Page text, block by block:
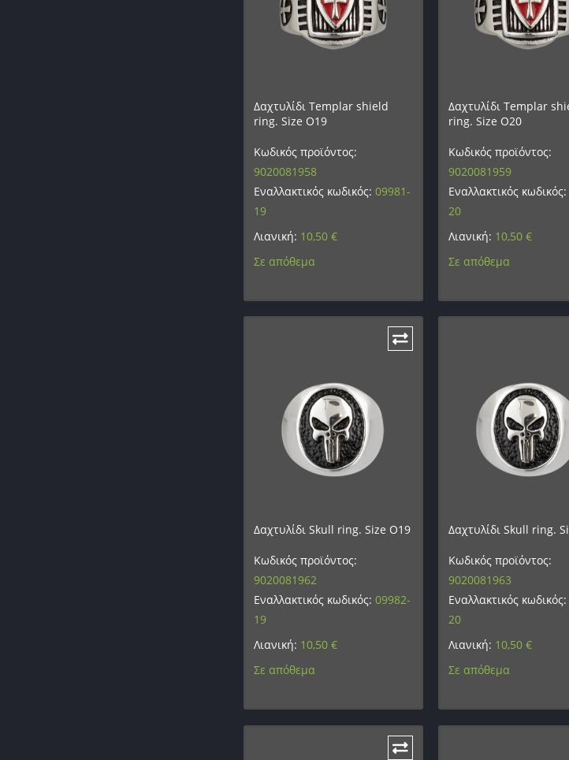
Δαχτυλίδι Templar shield
ring. Size O19
Κωδικός προϊόντος:
9020081958
Εναλλακτικός κωδικός:09981-
19
Λιανική: 10,50€
Σε απόθεμα
Δαχτυλίδι Templar
ring. Size O20
Κωδικός προϊόντος:
9020081959
Εναλλακτικός κωδικός:
20
Λιανική: 10,50 €
Σε απόθεμα
Δαχτυλίδι Skull ring. Size O19
Κωδικός προϊόντος:
9020081962
Εναλλακτικός κωδικός:09982-
19
Λιανική: 10,50€
Σε απόθεμα
Δαχτυλίδι Skull ring.
Κωδικός προϊόντος:
9020081963
Εναλλακτικός κωδικός:
20
Λιανική: 10,50 €
Σε απόθεμα